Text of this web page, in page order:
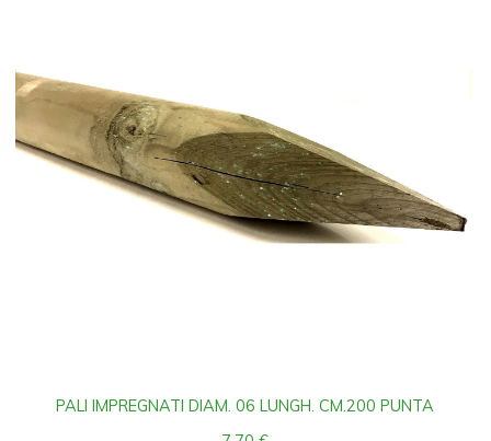
PALI IMPREGNATI DIAM. 06 LUNGH. CM.200 PUNTA